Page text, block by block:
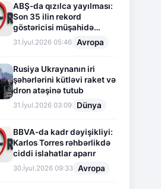
ABŞ-da qızılca yayılması:
Son 35 ilin rekord
göstəricisi müşahidə
olunur
31.İyul.2026 05:46 Avropa
Rusiya Ukraynanın iri
şəhərlərini kütləvi raket və
dron atəşinə tutub
31.İyul.2026 03:09 Dünya
BBVA-da kadr dəyişikliyi:
Karlos Torres rəhbərlikdə
ciddi islahatlar aparır
30.İyul.2026 09:33 Avropa